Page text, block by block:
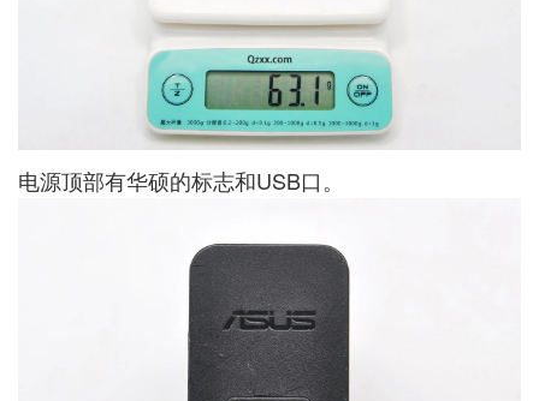
电源顶部有华硕的标志和USB口。